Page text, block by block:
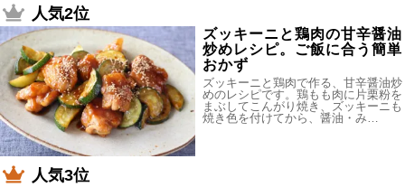
人気2位
ズッキーニと鶏肉の甘辛醤油
炒めレシピ。ご飯に合う簡単
おかず
ズッキーニと鶏肉で作る、甘辛醤油炒
めのレシピです。鶏もも肉に片栗粉を
まぶしてこんがり焼き、ズッキーニも
焼き色を付けてから、醤油・み…
人気3位